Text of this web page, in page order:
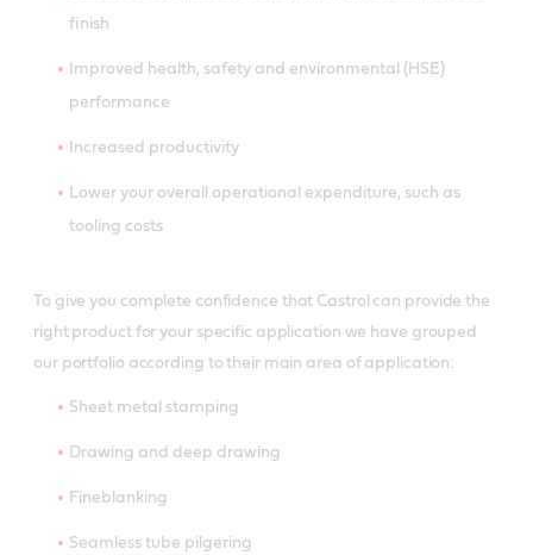
finish
Improved health, safety and environmental (HSE)
performance
Increased productivity
Lower your overall operational expenditure, such as
tooling costs
To give you complete confidence that Castrol can provide the
right product for your specific application we have grouped
our portfolio according to their main area of application:
Sheet metal stamping
Drawing and deep drawing
Fineblanking
Seamless tube pilgering